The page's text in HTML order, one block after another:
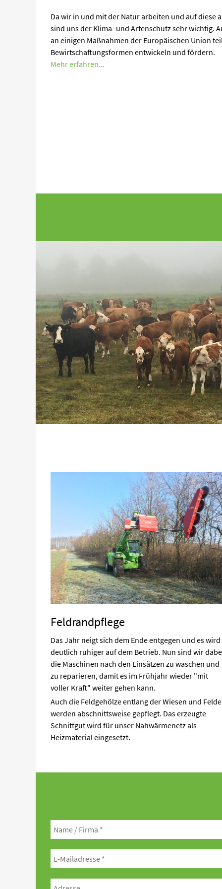
Da wir in und mit der Natur arbeiten und auf diese
sind uns der Klima- und Artenschutz sehr wichtig.
an einigen Maßnahmen der Europäischen Union
Bewirtschaftungsformen entwickeln und fördern.
Mehr erfahren...
Feldrandpflege
Das Jahr neigt sich dem Ende entgegen und es wird
deutlich ruhiger auf dem Betrieb. Nun sind wir
die Maschinen nach den Einsätzen zu waschen und
zu reparieren, damit es im Frühjahr wieder "mit
voller Kraft" weiter gehen kann.
Auch die Feldgehölze entlang der Wiesen und
werden abschnittsweise gepflegt. Das erzeugte
Schnittgut wird für unser Nahwärmenetz als
Heizmaterial eingesetzt.